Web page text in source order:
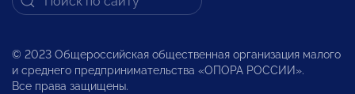
© 2023 Общероссийская общественная организация малого
и среднего предпринимательства «ОПОРА РОССИИ».
Все права защищены.